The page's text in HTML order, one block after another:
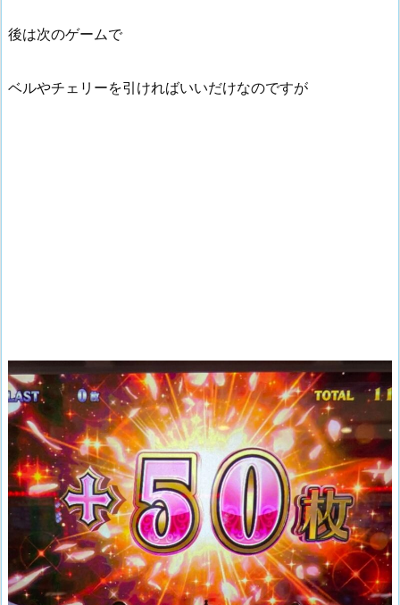
後は次のゲームで
ベルやチェリーを引ければいいだけなのですが